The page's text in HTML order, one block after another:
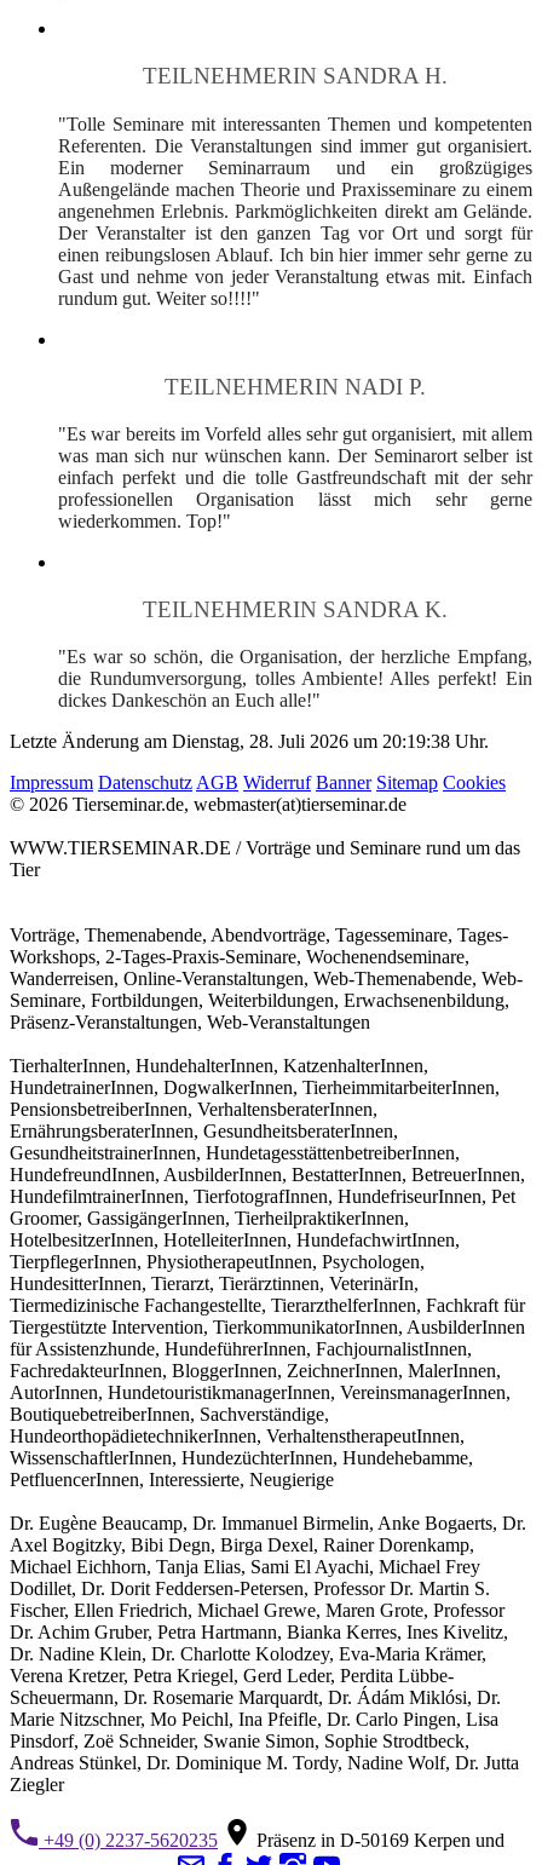
TEILNEHMERIN SANDRA H.
"Tolle Seminare mit interessanten Themen und kompetenten
Referenten. Die Veranstaltungen sind immer gut organisiert.
Ein moderner Seminarraum und ein großzügiges
Außengelände machen Theorie und Praxisseminare zu einem
angenehmen Erlebnis. Parkmöglichkeiten direkt am Gelände.
Der Veranstalter ist den ganzen Tag vor Ort und sorgt für
einen reibungslosen Ablauf. Ich bin hier immer sehr gerne zu
Gast und nehme von jeder Veranstaltung etwas mit. Einfach
rundum gut. Weiter so!!!!"
TEILNEHMERIN NADI P.
"Es war bereits im Vorfeld alles sehr gut organisiert, mit allem
was man sich nur wünschen kann. Der Seminarort selber ist
einfach perfekt und die tolle Gastfreundschaft mit der sehr
professionellen Organisation lässt mich sehr gerne
wiederkommen. Top!"
TEILNEHMERIN SANDRA K.
"Es war so schön, die Organisation, der herzliche Empfang,
die Rundumversorgung, tolles Ambiente! Alles perfekt! Ein
dickes Dankeschön an Euch alle!"
Letzte Änderung am Dienstag, 28. Juli 2026 um 20:19:38 Uhr.
Impressum DatenschutzAGB Widerruf Banner Sitemap Cookies
© 2026 Tierseminar.de, webmaster(at)tierseminar.de
WWW.TIERSEMINAR.DE / Vorträge und Seminare rund um das
Tier
Vorträge, Themenabende, Abendvorträge, Tagesseminare, Tages-
Workshops, 2-Tages-Praxis-Seminare, Wochenendseminare,
Wanderreisen, Online-Veranstaltungen, Web-Themenabende, Web-
Seminare, Fortbildungen, Weiterbildungen, Erwachsenenbildung,
Präsenz-Veranstaltungen, Web-Veranstaltungen
TierhalterInnen, HundehalterInnen, KatzenhalterInnen,
HundetrainerInnen, DogwalkerInnen, TierheimmitarbeiterInnen,
PensionsbetreiberInnen, VerhaltensberaterInnen,
ErnährungsberaterInnen, GesundheitsberaterInnen,
GesundheitstrainerInnen, HundetagesstättenbetreiberInnen,
HundefreundInnen, AusbilderInnen, BestatterInnen, BetreuerInnen,
HundefilmtrainerInnen, TierfotografInnen, HundefriseurInnen, Pet
Groomer, GassigängerInnen, TierheilpraktikerInnen,
HotelbesitzerInnen, HotelleiterInnen, HundefachwirtInnen,
TierpflegerInnen, PhysiotherapeutInnen, Psychologen,
HundesitterInnen, Tierarzt, Tierärztinnen, VeterinärIn,
Tiermedizinische Fachangestellte, TierarzthelferInnen, Fachkraft für
Tiergestützte Intervention, TierkommunikatorInnen, AusbilderInnen
für Assistenzhunde, HundeführerInnen, FachjournalistInnen,
FachredakteurInnen, BloggerInnen, ZeichnerInnen, MalerInnen,
AutorInnen, HundetouristikmanagerInnen, VereinsmanagerInnen,
BoutiquebetreiberInnen, Sachverständige,
HundeorthopädietechnikerInnen, VerhaltenstherapeutInnen,
WissenschaftlerInnen, HundezüchterInnen, Hundehebamme,
PetfluencerInnen, Interessierte, Neugierige
Dr. Eugène Beaucamp, Dr. Immanuel Birmelin, Anke Bogaerts, Dr.
Axel Bogitzky, Bibi Degn, Birga Dexel, Rainer Dorenkamp,
Michael Eichhorn, Tanja Elias, Sami El Ayachi, Michael Frey
Dodillet, Dr. Dorit Feddersen-Petersen, Professor Dr. Martin S.
Fischer, Ellen Friedrich, Michael Grewe, Maren Grote, Professor
Dr. Achim Gruber, Petra Hartmann, Bianka Kerres, Ines Kivelitz,
Dr. Nadine Klein, Dr. Charlotte Kolodzey, Eva-Maria Krämer,
Verena Kretzer, Petra Kriegel, Gerd Leder, Perdita Lübbe-
Scheuermann, Dr. Rosemarie Marquardt, Dr. Ádám Miklósi, Dr.
Marie Nitzschner, Mo Peichl, Ina Pfeifle, Dr. Carlo Pingen, Lisa
Pinsdorf, Zoë Schneider, Swanie Simon, Sophie Strodtbeck,
Andreas Stünkel, Dr. Dominique M. Tordy, Nadine Wolf, Dr. Jutta
Ziegler
+49 (0) 2237-5620235
Präsenz in D-50169 Kerpen und